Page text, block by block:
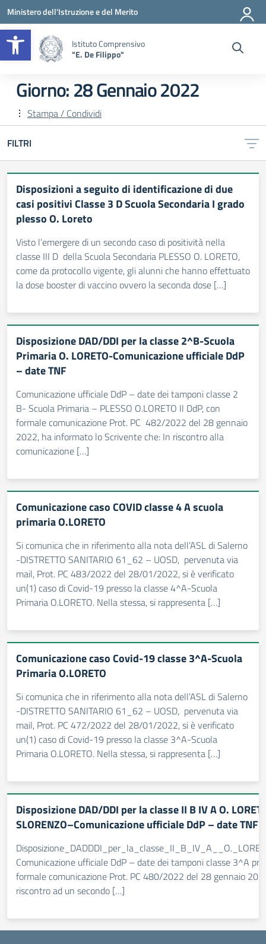
Apri la barra degli strumenti
Vai ai contenuti
Vai al menu di navigazione
Vai al footer
Ministero dell'Istruzione e del Merito
Istituto Comprensivo
"E. De Filippo"
Giorno:28 Gennaio 2022
Stampa / Condividi
FILTRI
Disposizioni a seguito di identificazione di due
casi positivi Classe 3 D Scuola Secondaria I grado
plesso O. Loreto
Visto l’emergere di un secondo caso di positività nella
classe III D della Scuola Secondaria PLESSO O. LORETO,
come da protocollo vigente, gli alunni che hanno effettuato
la dose booster di vaccino ovvero la seconda dose […]
Disposizione DAD/DDI per la classe 2^B-Scuola
Primaria O. LORETO-Comunicazione ufficiale DdP
– date TNF
Comunicazione ufficiale DdP – date dei tamponi classe 2
B- Scuola Primaria – PLESSO O.LORETO Il DdP, con
formale comunicazione Prot. PC 482/2022 del 28 gennaio
2022, ha informato lo Scrivente che: In riscontro alla
comunicazione […]
Comunicazione caso COVID classe 4 A scuola
primaria O.LORETO
Si comunica che in riferimento alla nota dell’ASL di Salerno
-DISTRETTO SANITARIO 61_62 – UOSD, pervenuta via
mail, Prot. PC 483/2022 del 28/01/2022, si è verificato
un(1) caso di Covid-19 presso la classe 4^A-Scuola
Primaria O.LORETO. Nella stessa, si rappresenta […]
Comunicazione caso Covid-19 classe 3^A-Scuola
Primaria O.LORETO
Si comunica che in riferimento alla nota dell’ASL di Salerno
-DISTRETTO SANITARIO 61_62 – UOSD, pervenuta via
mail, Prot. PC 472/2022 del 28/01/2022, si è verificato
un(1) caso di Covid-19 presso la classe 3^A-Scuola
Primaria O.LORETO. Nella stessa, si rappresenta […]
Disposizione DAD/DDI per la classe II B IV A O.
SLORENZO–Comunicazione ufficiale DdP – date TNF
Comunicazione ufficiale DdP – date dei tamponi classe 3^A
formale comunicazione Prot. PC 480/2022 del 28 gennaio
riscontro ad un secondo […]